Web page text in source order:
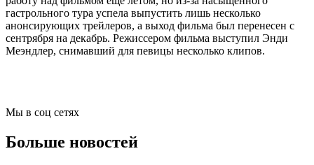
гастрольного тура успела выпустить лишь несколько
анонсирующих трейлеров, а выход фильма был перенесен с
сентрября на декабрь. Режиссером фильма выступил Энди
Меэндлер, снимавший для певицы несколько клипов.
Мы в соц сетях
Больше новостей